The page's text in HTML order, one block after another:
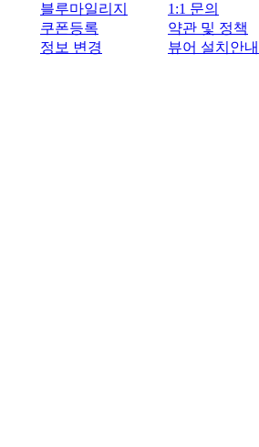
블루마일리지
쿠폰등록
정보 변경
1:1 문의
약관 및 정책
뷰어 설치안내